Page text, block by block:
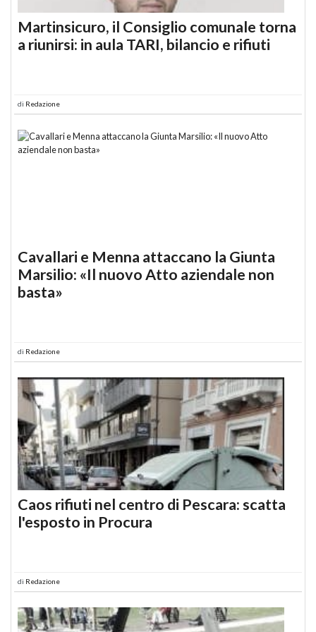
Martinsicuro, il Consiglio comunale torna
a riunirsi: in aula TARI, bilancio e rifiuti
di Redazione
Cavallari e Menna attaccano la Giunta
Marsilio: «Il nuovo Atto aziendale non
basta»
di Redazione
Caos rifiuti nel centro di Pescara: scatta
l'esposto in Procura
di Redazione